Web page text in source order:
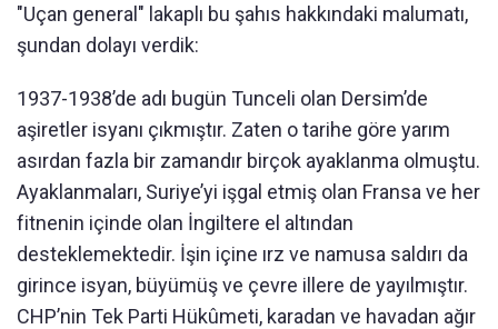
"Uçan general" lakaplı bu şahıs hakkındaki malumatı,
şundan dolayı verdik:
1937-1938’de adı bugün Tunceli olan Dersim’de
aşiretler isyanı çıkmıştır. Zaten o tarihe göre yarım
asırdan fazla bir zamandır birçok ayaklanma olmuştu.
Ayaklanmaları, Suriye’yi işgal etmiş olan Fransa ve her
fitnenin içinde olan İngiltere el altından
desteklemektedir. İşin içine ırz ve namusa saldırı da
girince isyan, büyümüş ve çevre illere de yayılmıştır.
CHP’nin Tek Parti Hükûmeti, karadan ve havadan ağır